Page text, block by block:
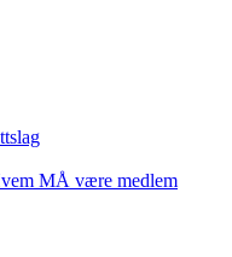
MÅ være medlem